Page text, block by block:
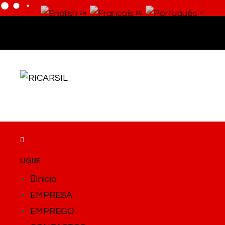
LIGUE
Início
EMPRESA
EMPREGO
EN FR PT